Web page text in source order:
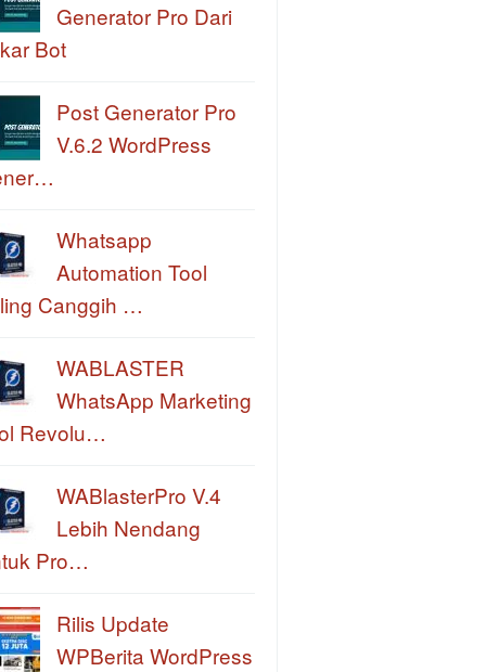
Generator Pro Dari
Bot
Post Generator Pro
V.6.2 WordPress
Whatsapp
Automation Tool
Canggih …
WABLASTER
WhatsApp Marketing
Revolu…
WABlasterPro V.4
Lebih Nendang
Pro…
Rilis Update
WPBerita WordPress